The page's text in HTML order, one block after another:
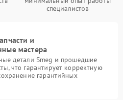
специалистов
и
мастера
детали Smeg и прошедшие
что гарантирует корректную
гарантийных